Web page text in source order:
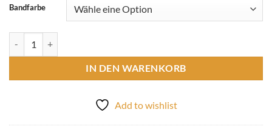
Bandfarbe
IN DEN WARENKORB
Add to wishlist